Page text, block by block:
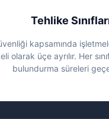
Tehlike
kapsamında
olarak üçe ayrılır. Her
bulundurma süreleri